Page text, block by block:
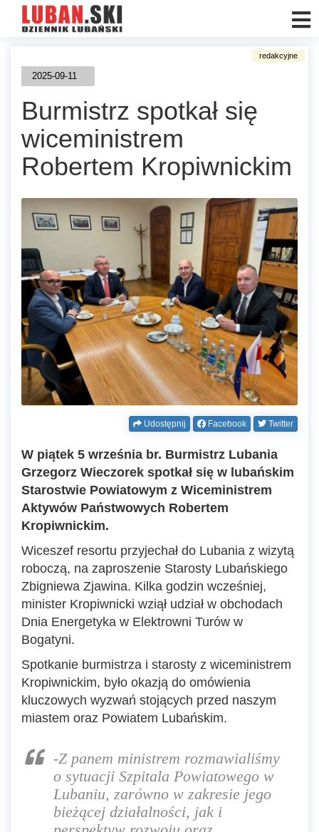
2025-09-11
Burmistrz spotkał się
wiceministrem
Robertem Kropiwnickim
Udostępnij Facebook Twitter
W piątek 5 września br. Burmistrz Lubania
Grzegorz Wieczorek spotkał się w lubańskim
Starostwie Powiatowym z Wiceministrem
Aktywów Państwowych Robertem
Kropiwnickim.
Wiceszef resortu przyjechał do Lubania z wizytą
roboczą, na zaproszenie Starosty Lubańskiego
Zbigniewa Zjawina. Kilka godzin wcześniej,
minister Kropiwnicki wziął udział w obchodach
Dnia Energetyka w Elektrowni Turów w
Bogatyni.
Spotkanie burmistrza i starosty z wiceministrem
Kropiwnickim, było okazją do omówienia
kluczowych wyzwań stojących przed naszym
miastem oraz Powiatem Lubańskim.
-Z panem ministrem rozmawialiśmy
o sytuacji Szpitala Powiatowego w
Lubaniu, zarówno w zakresie jego
bieżącej działalności, jak i